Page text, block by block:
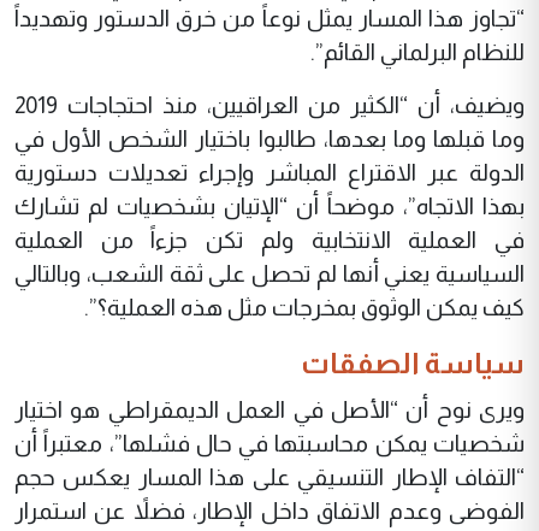
“تجاوز هذا المسار يمثل نوعاً من خرق الدستور وتهديداً
للنظام البرلماني القائم”.
ويضيف، أن “الكثير من العراقيين، منذ احتجاجات 2019
وما قبلها وما بعدها، طالبوا باختيار الشخص الأول في
الدولة عبر الاقتراع المباشر وإجراء تعديلات دستورية
بهذا الاتجاه”، موضحاً أن “الإتيان بشخصيات لم تشارك
في العملية الانتخابية ولم تكن جزءاً من العملية
السياسية يعني أنها لم تحصل على ثقة الشعب، وبالتالي
كيف يمكن الوثوق بمخرجات مثل هذه العملية؟”.
سياسة الصفقات
ويرى نوح أن “الأصل في العمل الديمقراطي هو اختيار
شخصيات يمكن محاسبتها في حال فشلها”، معتبراً أن
“التفاف الإطار التنسيقي على هذا المسار يعكس حجم
الفوضى وعدم الاتفاق داخل الإطار، فضلاً عن استمرار